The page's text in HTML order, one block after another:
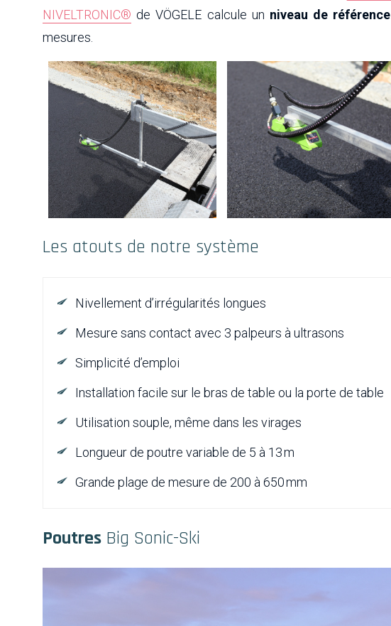
NIVELTRONIC® de VÖGELE calcule un niveau de référence
mesures.
Les atouts de notre système
Nivellement d’irrégularités longues
Mesure sans contact avec 3 palpeurs à ultrasons
Simplicité d’emploi
Installation facile sur le bras de table ou la porte de table
Utilisation souple, même dans les virages
Longueur de poutre variable de 5 à 13 m
Grande plage de mesure de 200 à 650 mm
Poutres Big Sonic-Ski